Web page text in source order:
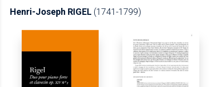
Henri-Joseph RIGEL (1741-1799)